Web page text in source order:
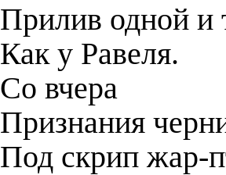
Прилив одной и
Как у Равеля.
Со вчера
Признания
Под скрип жар-